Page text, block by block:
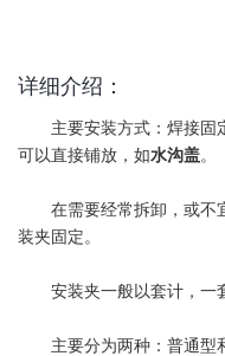
详细介绍：
主要安装方式：焊接固
可以直接铺放，如水沟盖。
在需要经常拆卸，或不
装夹固定。
安装夹一般以套计，一
主要分为两种：普通型